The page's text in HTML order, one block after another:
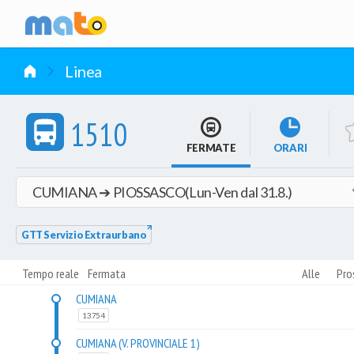
vai al contenuto
Linea
1510 FERMATE ORARI
GTT Servizio Extraurbano
Tempo reale Fermata Alle
CUMIANA
13754
CUMIANA (V. PROVINCIALE 1)